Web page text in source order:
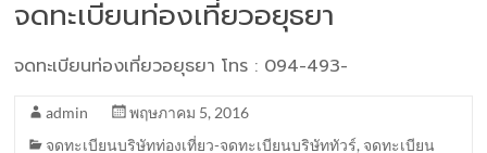
จดทะเบียนท่องเที่ยวอยุธยา
จดทะเบียนท่องเที่ยวอยุธยา โทร : 094-493-
admin
พฤษภาคม 5, 2016
จดทะเบียนบริษัทท่องเที่ยว-จดทะเบียนบริษัททัวร์, จดทะเบียน